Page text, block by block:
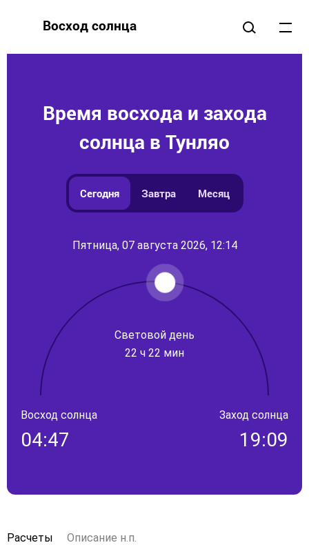
Восход солнца
Время восхода и захода
солнца в Тунляо
Сегодня Завтра Месяц
Пятница, 07 августа 2026, 12:14
Световой день
22 ч 22 мин
Восход солнца
04:47
Заход солнца
19:09
Расчеты Описание н.п.